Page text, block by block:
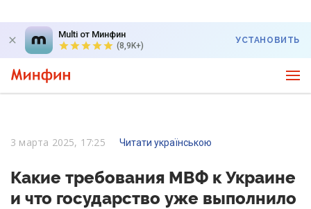
Multi от Минфин
(8,9K+)
УСТАНОВИТЬ
3 марта 2025, 17:25 Читати українською
Какие требования МВФ к Украине
и что государство уже выполнило